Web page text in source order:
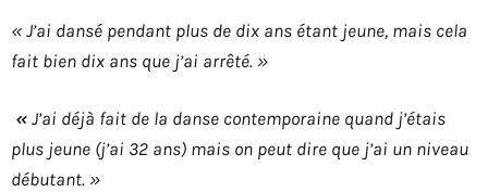
« J’ai dansé pendant plus de dix ans étant jeune, mais cela
fait bien dix ans que j’ai arrêté. »
« J’ai déjà fait de la danse contemporaine quand j’étais
plus jeune (j’ai 32 ans) mais on peut dire que j’ai un niveau
débutant. »